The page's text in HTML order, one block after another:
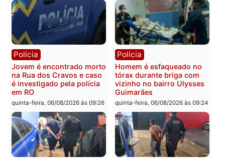
Porto Velho
sexta-feira, 07/08/2026 às 09:27
quinta-feira, 06/08/2026 às
Política
Ministro Dias Tofolli , do
TSE, determina reabertura
e processamento da ação
que pode levar à perda do
mandato da prefeita de
Pimenta Bueno
Polícia
Policiais militares
recuperam moto furtada
prendem trio na zona
Leste
quinta-feira, 06/08/2026 às